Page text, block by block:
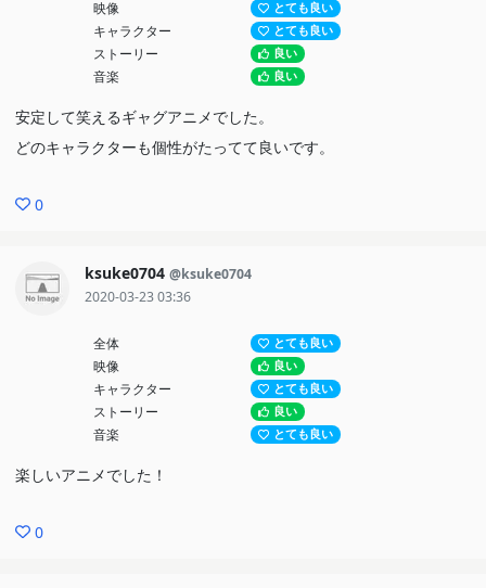
映像 とても良い
キャラクター とても良い
ストーリー 良い
音楽 良い
安定して笑えるギャグアニメでした。
どのキャラクターも個性がたってて良いです。
0
ksuke0704 @ksuke0704
2020-03-23 03:36
全体 とても良い
映像 良い
キャラクター とても良い
ストーリー 良い
音楽 とても良い
楽しいアニメでした！
0